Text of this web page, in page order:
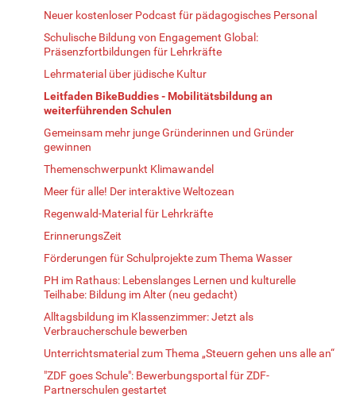
Neuer kostenloser Podcast für pädagogisches Personal
Schulische Bildung von Engagement Global:
Präsenzfortbildungen für Lehrkräfte
Lehrmaterial über jüdische Kultur
Leitfaden BikeBuddies - Mobilitätsbildung an
weiterführenden Schulen
Gemeinsam mehr junge Gründerinnen und Gründer
gewinnen
Themenschwerpunkt Klimawandel
Meer für alle! Der interaktive Weltozean
Regenwald-Material für Lehrkräfte
ErinnerungsZeit
Förderungen für Schulprojekte zum Thema Wasser
PH im Rathaus: Lebenslanges Lernen und kulturelle
Teilhabe: Bildung im Alter (neu gedacht)
Alltagsbildung im Klassenzimmer: Jetzt als
Verbraucherschule bewerben
Unterrichtsmaterial zum Thema „Steuern gehen uns alle an“
"ZDF goes Schule": Bewerbungsportal für ZDF-
Partnerschulen gestartet